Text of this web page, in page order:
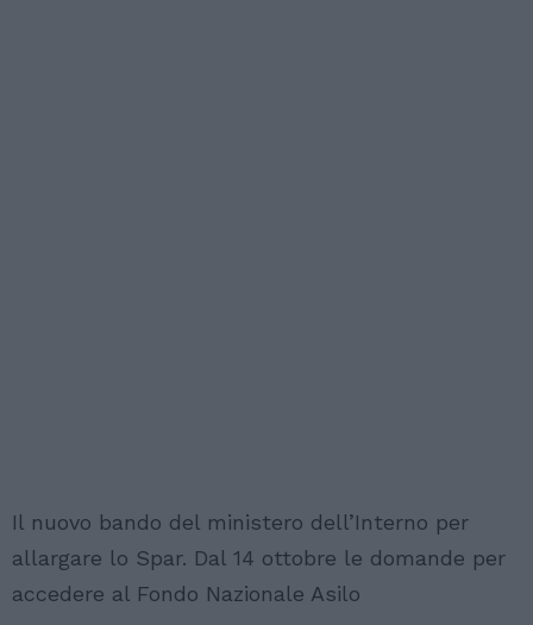
Il nuovo bando del ministero dell’Interno per
allargare lo Spar. Dal 14 ottobre le domande per
accedere al Fondo Nazionale Asilo